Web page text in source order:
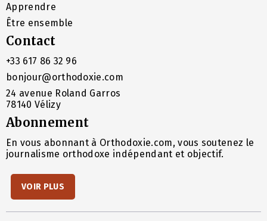
Apprendre
Être ensemble
Contact
+33 617 86 32 96
bonjour@orthodoxie.com
24 avenue Roland Garros
78140 Vélizy
Abonnement
En vous abonnant à Orthodoxie.com, vous soutenez le
journalisme orthodoxe indépendant et objectif.
VOIR PLUS